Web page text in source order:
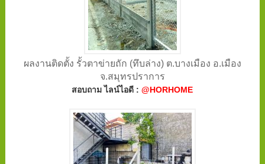
ผลงานติดตั้ง รั้วตาข่ายถัก (ทึบล่าง) ต.บางเมือง อ.เมือง
จ.สมุทรปราการ
สอบถาม ไลน์ไอดี :@HORHOME